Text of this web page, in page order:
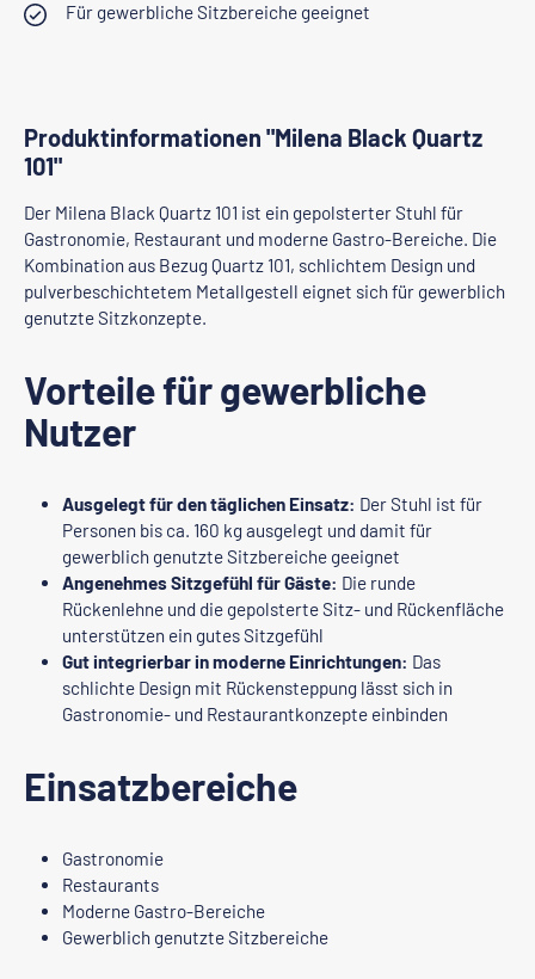
Für gewerbliche Sitzbereiche geeignet
Produktinformationen "Milena Black Quartz
101"
Der Milena Black Quartz 101 ist ein gepolsterter Stuhl für
Gastronomie, Restaurant und moderne Gastro-Bereiche. Die
Kombination aus Bezug Quartz 101, schlichtem Design und
pulverbeschichtetem Metallgestell eignet sich für gewerblich
genutzte Sitzkonzepte.
Vorteile für gewerbliche
Nutzer
Ausgelegt für den täglichen Einsatz: Der Stuhl ist für
Personen bis ca. 160 kg ausgelegt und damit für
gewerblich genutzte Sitzbereiche geeignet
Angenehmes Sitzgefühl für Gäste: Die runde
Rückenlehne und die gepolsterte Sitz- und Rückenfläche
unterstützen ein gutes Sitzgefühl
Gut integrierbar in moderne Einrichtungen: Das
schlichte Design mit Rückensteppung lässt sich in
Gastronomie- und Restaurantkonzepte einbinden
Einsatzbereiche
Gastronomie
Restaurants
Moderne Gastro-Bereiche
Gewerblich genutzte Sitzbereiche